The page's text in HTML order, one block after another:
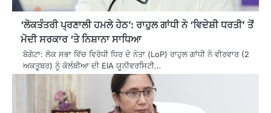
‘ਲੋਕਤੰਤਰੀ ਪ੍ਰਣਾਲੀ ਹਮਲੇ ਹੇਠ’: ਰਾਹੁਲ ਗਾਂਧੀ ਨੇ ‘ਵਿਦੇਸ਼ੀ ਧਰਤੀ’ ਤੋਂ
ਮੋਦੀ ਸਰਕਾਰ ‘ਤੇ ਨਿਸ਼ਾਨਾ ਸਾਧਿਆ
ਬੋਗੋਟਾ: ਲੋਕ ਸਭਾ ਵਿੱਚ ਵਿਰੋਧੀ ਧਿਰ ਦੇ ਨੇਤਾ (LoP) ਰਾਹੁਲ ਗਾਂਧੀ ਨੇ ਵੀਰਵਾਰ (2
ਅਕਤੂਬਰ) ਨੂੰ ਕੋਲੰਬੀਆ ਦੀ EIA ਯੂਨੀਵਰਸਿਟੀ…